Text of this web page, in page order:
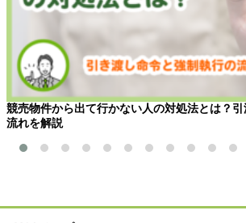
競売物件から出て行かない人の対処法とは？
流れを解説